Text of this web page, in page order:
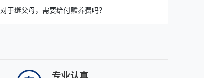
对于继父母，需要给付赡养费吗？